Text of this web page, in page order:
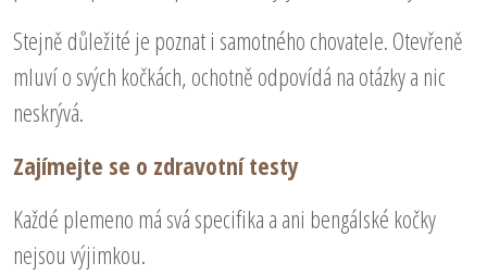
Stejně důležité je poznat i samotného chovatele. Otevřeně
mluví o svých kočkách, ochotně odpovídá na otázky a nic
neskrývá.
Zajímejte se o zdravotní testy
Každé plemeno má svá specifika a ani bengálské kočky
nejsou výjimkou.